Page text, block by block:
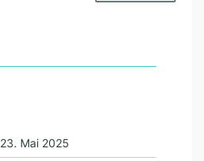
23. Mai 2025